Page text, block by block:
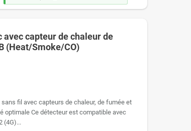
capteur de chaleur de
(Heat/Smoke/CO)
fil avec capteurs de chaleur, de fumée et
optimale Ce détecteur est compatible avec
(4G)...